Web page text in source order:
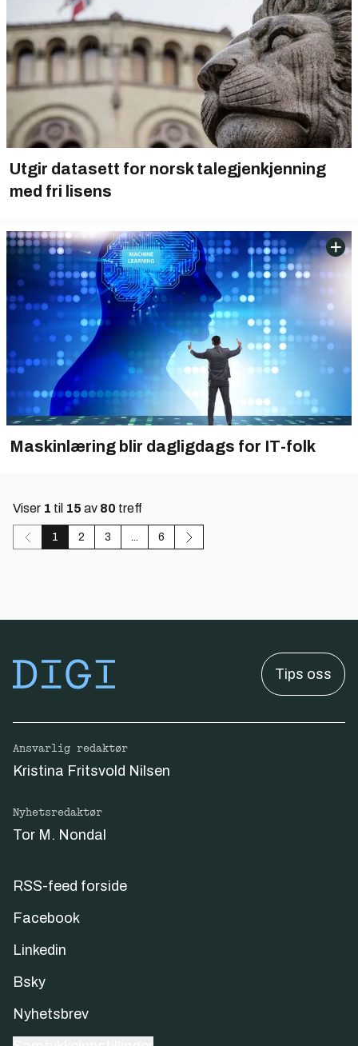
Utgir datasett for norsk talegjenkjenning
med fri lisens
Maskinlæring blir dagligdags for IT-folk
Viser 1 til 15 av 80 treff
1 2 3 ... 6
Tips oss
Ansvarlig redaktør
Kristina Fritsvold Nilsen
Nyhetsredaktør
Tor M. Nondal
RSS-feed forside
Facebook
Linkedin
Bsky
Nyhetsbrev